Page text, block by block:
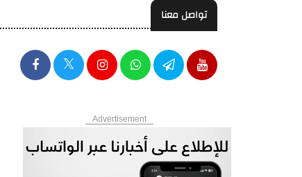
تواصل معنا
Advertisement